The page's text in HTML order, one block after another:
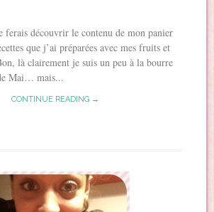
ferais découvrir le contenu de mon panier
que j’ai préparées avec mes fruits et
là clairement je suis un peu à la bourre
Mai… mais...
CONTINUE READING →